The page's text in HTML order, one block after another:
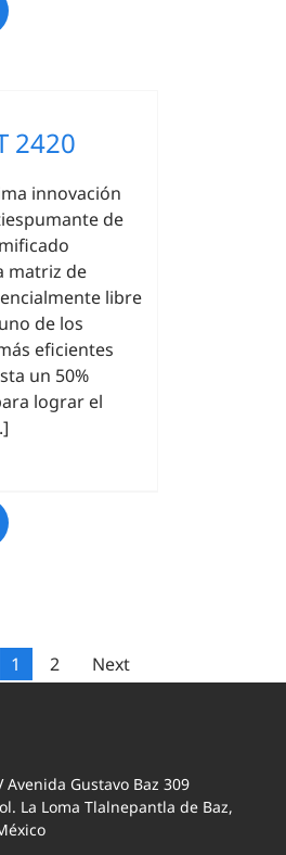
2420
innovación
de
matriz de
libre
de los
eficientes
un 50%
lograr el
1 2 Next
Avenida Gustavo Baz 309
La Loma Tlalnepantla de Baz,